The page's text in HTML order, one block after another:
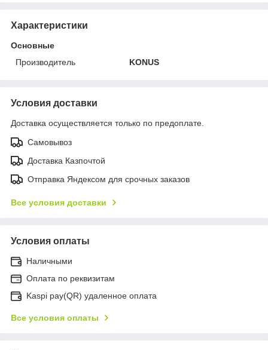
Характеристики
Основные
Производитель
KONUS
Условия доставки
Доставка осуществляется только по предоплате.
Самовывоз
Доставка Казпочтой
Отправка Яндексом для срочных заказов
Все условия доставки
Условия оплаты
Наличными
Оплата по реквизитам
Kaspi pay(QR) удаленное оплата
Все условия оплаты